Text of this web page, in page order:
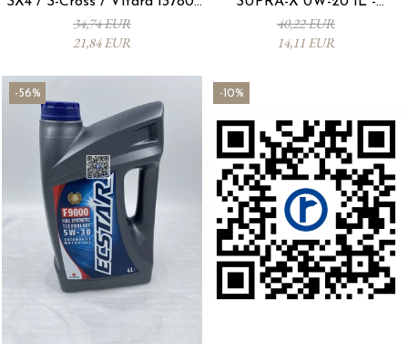
53SA0-000
34,74 EUR
21,84 EUR
0012MO0W20
40,22 EUR
14,11 EUR
-56% -10%